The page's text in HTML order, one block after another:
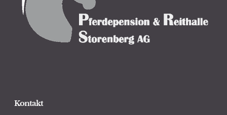
Kontakt